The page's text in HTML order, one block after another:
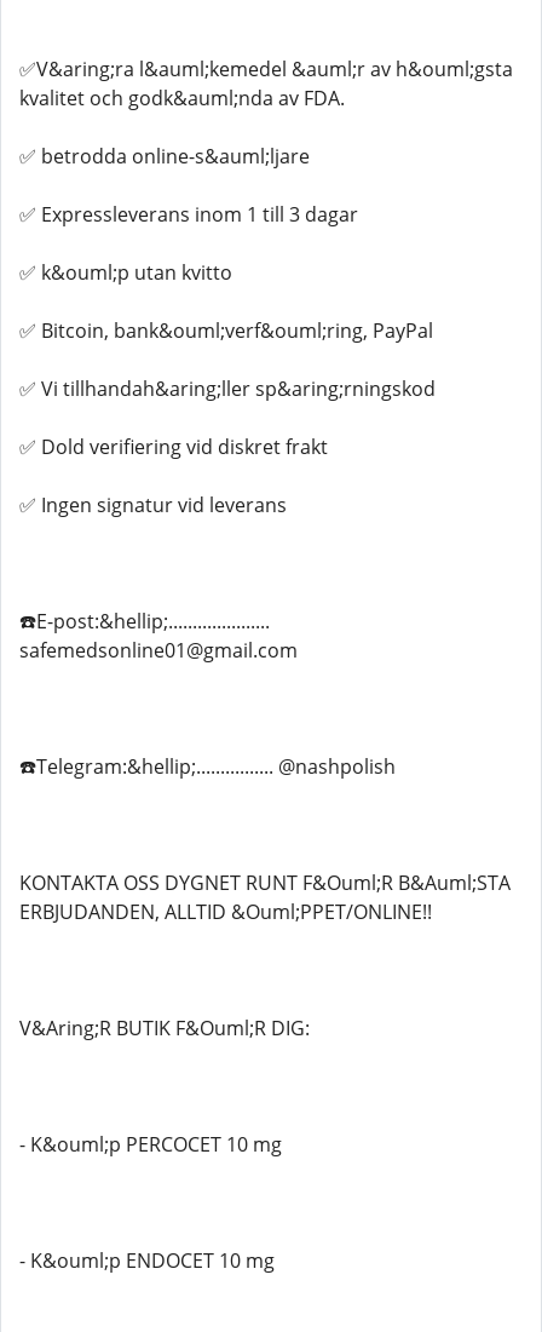
✅V&aring;ra l&auml;kemedel &auml;r av h&ouml;gsta
kvalitet och godk&auml;nda av FDA.
✅ betrodda online-s&auml;ljare
✅ Expressleverans inom 1 till 3 dagar
✅ k&ouml;p utan kvitto
✅ Bitcoin, bank&ouml;verf&ouml;ring, PayPal
✅ Vi tillhandah&aring;ller sp&aring;rningskod
✅ Dold verifiering vid diskret frakt
✅ Ingen signatur vid leverans
☎️E-post:&hellip;.....................
safemedsonline01@gmail.com
☎️Telegram:&hellip;................ @nashpolish
KONTAKTA OSS DYGNET RUNT F&Ouml;R B&Auml;STA
ERBJUDANDEN, ALLTID &Ouml;PPET/ONLINE!!
V&Aring;R BUTIK F&Ouml;R DIG:
- K&ouml;p PERCOCET 10 mg
- K&ouml;p ENDOCET 10 mg